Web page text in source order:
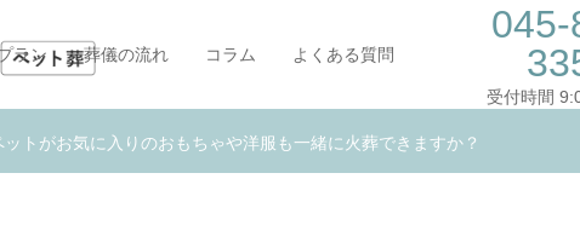
ラン 葬儀の流れ コラム よくある質問
045-
受付時間
ットがお気に入りのおもちゃや洋服も一緒に火葬できますか？